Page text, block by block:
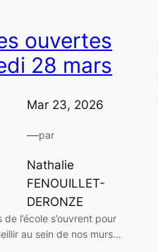
ouvertes
28 mars
Mar 23, 2026
—par
Nathalie
FENOUILLET-
DERONZE
de l’école s’ouvrent pour
au sein de nos murs…